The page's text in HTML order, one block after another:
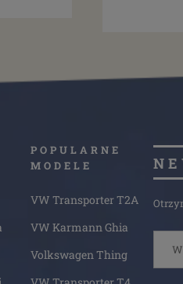
POPULARNE
MODELE
VW Transporter T2A
VW Karmann Ghia
Volkswagen Thing